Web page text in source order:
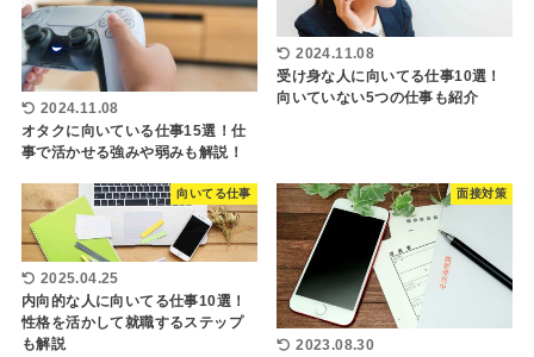
2024.11.08
オタクに向いている仕事15選！仕
事で活かせる強みや弱みも解説！
2024.11.08
受け身な人に向いてる仕事10選！
向いていない5つの仕事も紹介
向いてる仕事
2025.04.25
内向的な人に向いてる仕事10選！
性格を活かして就職するステップ
も解説
面接対策
2023.08.30